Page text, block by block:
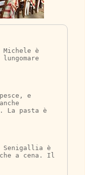
Michele è
e
La pasta è
Senigallia è
a cena. Il